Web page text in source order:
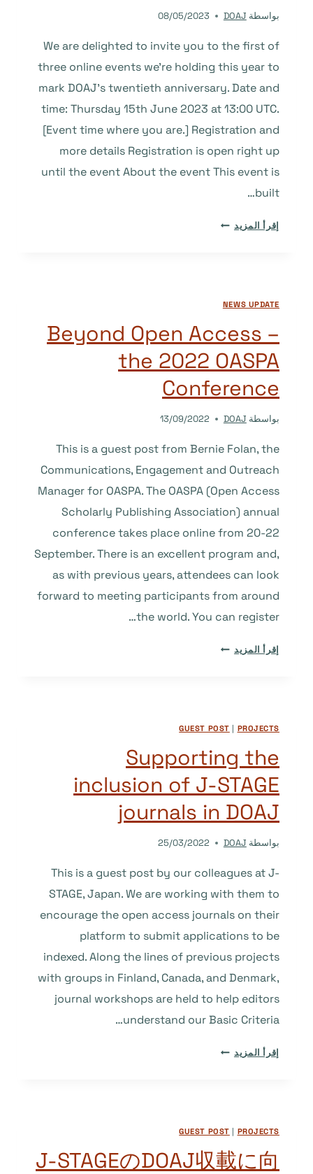
بواسطة DOAJ
08/05/2023
We are delighted to invite you to the first of
three online events we’re holding this year to
mark DOAJ’s twentieth anniversary. Date and
time: Thursday 15th June 2023 at 13:00 UTC.
[Event time where you are.] Registration and
more details Registration is open right up
until the event About the event This event is
built…
إقرأ المزيد REGISTRATION
FIRST
‘OPEN’-
AND
YOU
ARE
INVITED.
NEWS UPDATE
Beyond Open Access –
the 2022 OASPA
Conference
بواسطة DOAJ
13/09/2022
This is a guest post from Bernie Folan, the
Communications, Engagement and Outreach
Manager for OASPA. The OASPA (Open Access
Scholarly Publishing Association) annual
conference takes place online from 20-22
September. There is an excellent program and,
as with previous years, attendees can look
forward to meeting participants from around
the world. You can register…
إقرأ المزيد BEYOND
2022
CONFERENCE
GUEST POST PROJECTS
Supporting the
inclusion of J-STAGE
journals in DOAJ
بواسطة DOAJ
25/03/2022
This is a guest post by our colleagues at J-
STAGE, Japan. We are working with them to
encourage the open access journals on their
platform to submit applications to be
indexed. Along the lines of previous projects
with groups in Finland, Canada, and Denmark,
journal workshops are held to help editors
understand our Basic Criteria…
إقرأ المزيد SUPPORTING
STAGE
JOURNALS
IN
GUEST POST PROJECTS
J-STAGEのDOAJ収載に向